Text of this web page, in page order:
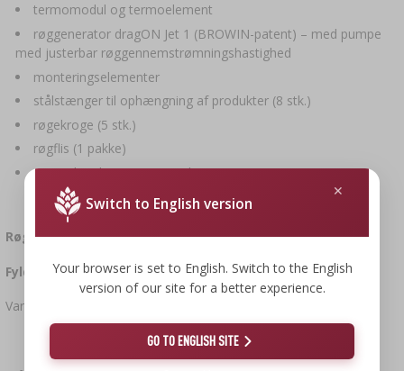
termomodul og termoelement
røggenerator dragON Jet 1 (BROWIN-patent) – med pumpe
med justerbar røggennemstrømningshastighed
monteringselementer
stålstænger til ophængning af produkter (8 stk.)
røgekroge (5 stk.)
røgflis (1 pakke)
manualer til montering og brug
Røgovnens kapacitet: 320 L
Fyld: 25–30 kg
Varmelegemets effekt: 2700 W
Switch to English version
Your browser is set to English. Switch to the English
version of our site for a better experience.
GO TO ENGLISH SITE